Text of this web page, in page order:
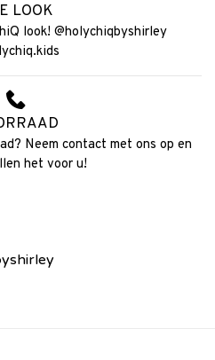
LOOK
look! @holychiqbyshirley
Neem contact met ons op en
het voor u!